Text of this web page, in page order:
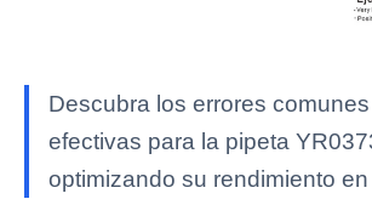
Descubra los errores
efectivas para la pipeta
optimizando su rendimiento